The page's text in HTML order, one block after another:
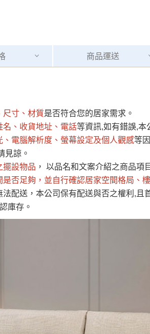
商品運送
尺寸、材質是否符合您的居家需求。
名、收貨地址、電話等資訊,如有錯誤,本
、電腦解析度、螢幕設定及個人觀感等
見諒。
擺設物品 ， 以品名和文案介紹之商品項
是否足夠 ，並自行確認居家空間格局、
配送，本公司保有配送與否之權利,且
庫存。
運 費 說 明
＊A108產品另收運費
無法及時更新，如有需要購買商品，請
」與 「金額」。
，商家有權取消訂單。
假日)，我們客服會與您電話聯絡或E-
→ @dershin）
貨，若未詢問下單後無現貨我們客服會
ine ID →
區暫不開放，如因特殊地型限制(山區
安全，賣家無提供吊掛服務，若需以吊
配送的問題，並非一般快速到貨商品
全部 依評論高至低排列 依